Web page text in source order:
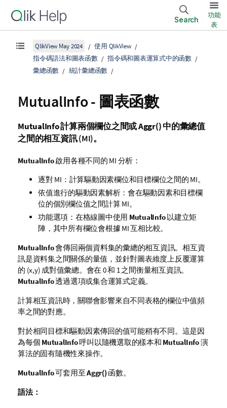
Search
功能
表
QlikView May 2024
使用 QlikView
指令碼語法和圖表函數
指令碼和圖表運算式中的函數
彙總函數
統計彙總函數
MutualInfo- 圖表函數
MutualInfo計算兩個欄位之間或Aggr()中的彙總值
之間的相互資訊 (MI)。
MutualInfo啟用各種不同的 MI 分析：
逐對 MI：計算驅動因素欄位和目標欄位之間的 MI。
依值進行的驅動因素解析：會在驅動因素和目標欄
位的個別欄位值之間計算 MI。
功能選項：在格線圖中使用 MutualInfo以建立矩
陣，其中所有欄位會根據 MI 互相比較。
MutualInfo會傳回兩個資料集的彙總的相互資訊。相互資
訊是資料集之間關係的量值，並針對圖表維度上反覆運算
的 (x,y) 成對值彙總。會在 0 和 1 之間衡量相互資訊。
MutualInfo透過選項或集合運算式定義。
計算相互資訊時，關聯會影響來自不同表格的欄位中值頻
率之間的對應。
對於相同目標和驅動因素傳回的值可能稍有不同。這是因
為每個 MutualInfo呼叫以隨機選取的樣本和 MutualInfo演
算法的固有隨機性來操作。
MutualInfo可套用至Aggr() 函數。
語法：